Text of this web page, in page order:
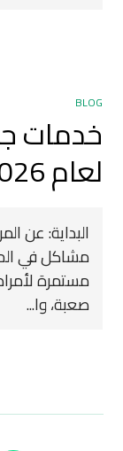
BLOG
خدمات
لعام 2026 – 2027
مشاكل في
مستمرة
صعبة، وا...